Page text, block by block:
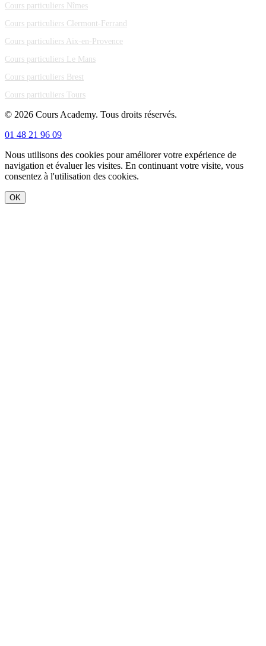
Cours particuliers Nîmes
Cours particuliers Clermont-Ferrand
Cours particuliers Aix-en-Provence
Cours particuliers Le Mans
Cours particuliers Brest
Cours particuliers Tours
© 2026 Cours Academy. Tous droits réservés.
01 48 21 96 09
Nous utilisons des cookies pour améliorer votre expérience de
navigation et évaluer les visites. En continuant votre visite, vous
consentez à l'utilisation des cookies.
OK